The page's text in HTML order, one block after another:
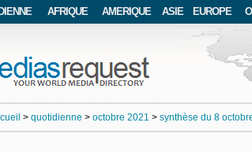
AFRIQUE AMERIQUE ASIE EUROPE
> quotidienne > octobre 2021 > synthèse du 8